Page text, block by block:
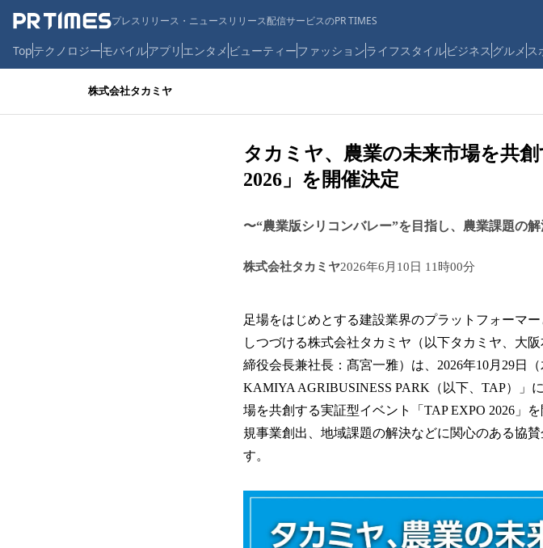
プレスリリース・ニュースリリース配信サービスのPR TIMES
Topテクノロジーモバイルアプリ エンタメ ビューティーファッションライフスタイルビジネス グルメ ス
株式会社タカミヤ
タカミヤ、農業の未来市場を共
2026」を開催決定
〜“農業版シリコンバレー”を目指し、農業課題の
株式会社タカミヤ2026年6月10日 11時00分
足場をはじめとする建設業界のプラットフォーマ
しつづける株式会社タカミヤ（以下タカミヤ、大
締役会長兼社長：髙宮一雅）は、2026年10月29日
KAMIYA AGRIBUSINESS PARK（以下、TAP）」
場を共創する実証型イベント「TAP EXPO 2026」
規事業創出、地域課題の解決などに関心のある協
す。